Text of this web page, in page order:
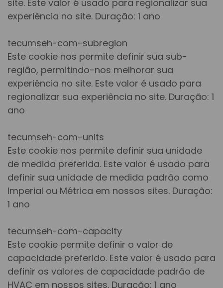
site. Este valor é usado para regionalizar sua
experiência no site. Duração: 1 ano
tecumseh-com-subregion
Este cookie nos permite definir sua sub-
região, permitindo-nos melhorar sua
experiência no site. Este valor é usado para
regionalizar sua experiência no site. Duração: 1
ano
tecumseh-com-units
Este cookie nos permite definir sua unidade
de medida preferida. Este valor é usado para
definir sua unidade de medida padrão como
Imperial ou Métrica em nossos sites. Duração:
1 ano
tecumseh-com-capacity
Este cookie permite definir o valor de
capacidade preferido. Este valor é usado para
definir os valores de capacidade padrão de
HVAC em nossos sites. Duração: 1 ano